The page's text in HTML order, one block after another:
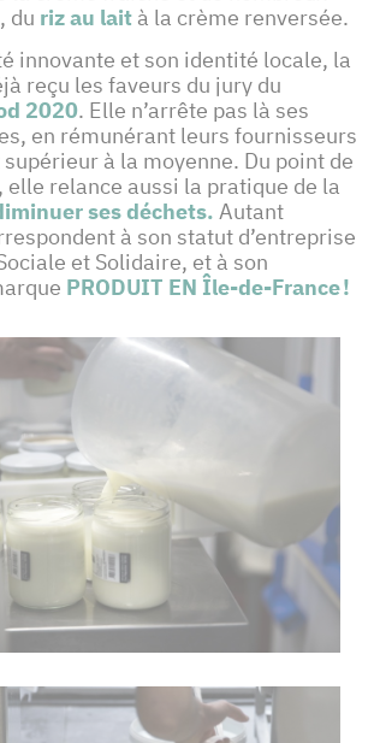
du riz au lait à la crème renversée.
innovante et son identité locale, la
reçu les faveurs du jury du
2020. Elle n’arrête pas là ses
en rémunérant leurs fournisseurs
à la moyenne. Du point de
elle relance aussi la pratique de la
ses déchets. Autant
à son statut d’entreprise
et Solidaire, et à son
PRODUIT EN Île-de-France!